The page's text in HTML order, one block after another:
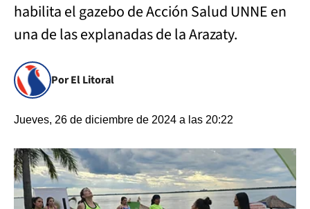
habilita el gazebo de Acción Salud UNNE en
una de las explanadas de la Arazaty.
Por El Litoral
Jueves, 26 de diciembre de 2024 a las 20:22